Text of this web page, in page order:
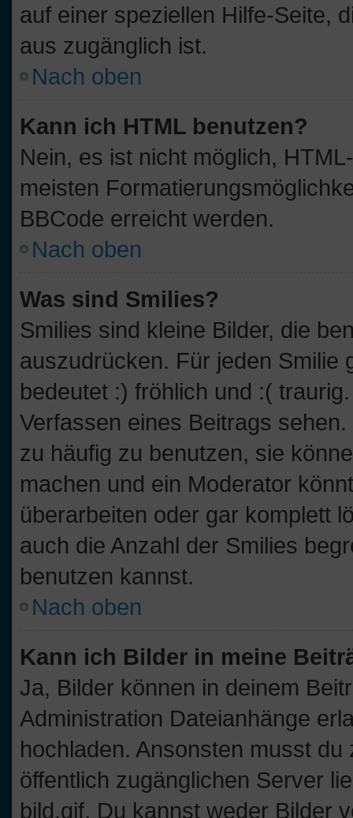
auf einer speziellen Hilfe-Seite,
aus zugänglich ist.
Nach oben
Kann ich HTML benutzen?
Nein, es ist nicht möglich,
meisten
BBCode erreicht werden.
Nach oben
Was sind Smilies?
Smilies sind kleine Bilder, die
auszudrücken. Für jeden Smilie
bedeutet :) fröhlich und :(
Verfassen eines Beitrags
zu häufig zu benutzen, sie
machen und ein Moderator
überarbeiten oder gar komplett
auch die Anzahl der Smilies
benutzen kannst.
Nach oben
Kann ich Bilder in meine
Ja, Bilder können in deinem
Administration Dateianhänge
hochladen. Ansonsten musst
öffentlich zugänglichen Server
bild.gif. Du kannst weder Bilder